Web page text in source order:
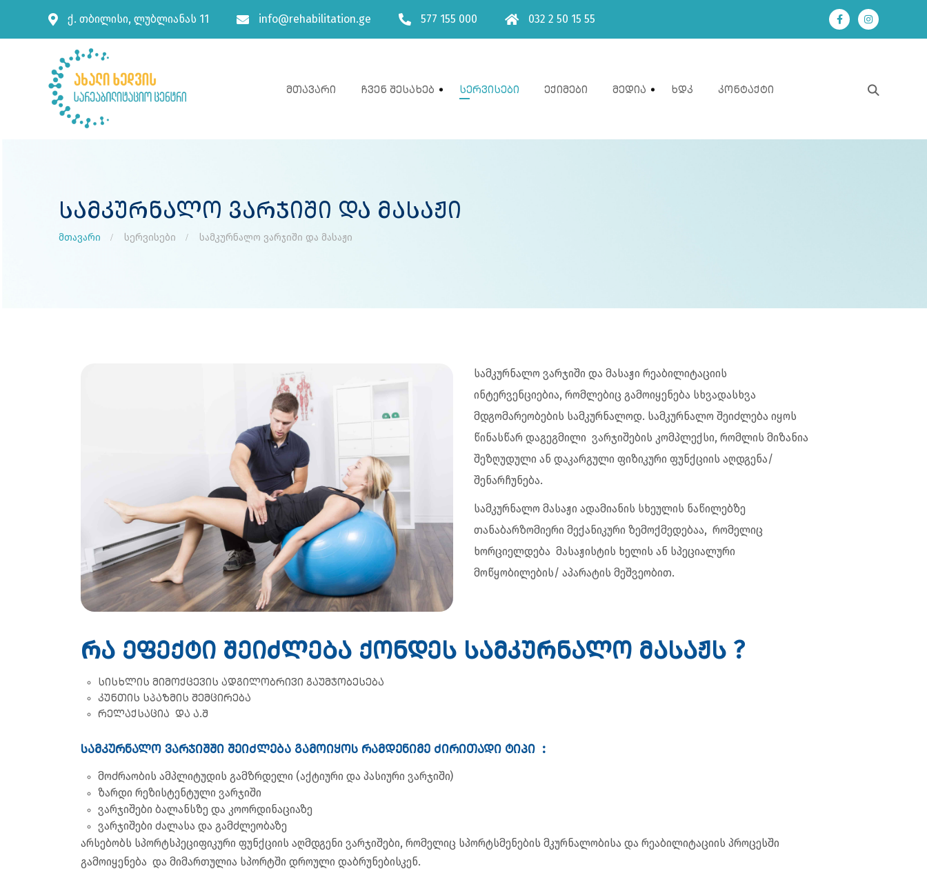
ქ. თბილისი, ლუბლიანას 11 info@rehabilitation.ge 577 155 000 032 2 50 15 55
Მთავარი Ჩვენ Შესახებ Სერვისები Ექიმები Მედია Ხდკ Კონტაქტი
Სამკურნალო Ვარჯიში Და Მასაჟი
მთავარი სერვისები სამკურნალო ვარჯიში და მასაჟი
სამკურნალო ვარჯიში და მასაჟი რეაბილიტაციის
ინტერვენციებია, რომლებიც გამოიყენება სხვადასხვა
მდგომარეობების სამკურნალოდ. სამკურნალო შეიძლება იყოს
წინასწარ დაგეგმილი ვარჯიშების კომპლექსი, რომლის მიზანია
შეზღუდული ან დაკარგული ფიზიკური ფუნქციის აღდგენა/
შენარჩუნება.
სამკურნალო მასაჟი ადამიანის სხეულის ნაწილებზე
თანაბარზომიერი მექანიკური ზემოქმედებაა, რომელიც
ხორციელდება მასაჟისტის ხელის ან სპეციალური
მოწყობილების/ აპარატის მეშვეობით.
რა ეფექტი შეიძლება ქონდეს სამკურნალო მასაჟს ?
სისხლის მიმოქცევის ადგილობრივი გაუმჯობესება
კუნთის სპაზმის შემცირება
რელაქსაცია და ა.შ
სამკურნალო ვარჯიშში შეიძლება გამოიყოს რამდენიმე ძირითადი ტიპი :
მოძრაობის ამპლიტუდის გამზრდელი (აქტიური და პასიური ვარჯიში)
ზარდი რეზისტენტული ვარჯიში
ვარჯიშები ბალანსზე და კოორდინაციაზე
ვარჯიშები ძალასა და გამძლეობაზე
არსებობს სპორტსპეციფიკური ფუნქციის აღმდგენი ვარჯიშები, რომელიც სპორტსმენების მკურნალობისა და რეაბილიტაციის პროცესში
გამოიყენება და მიმართულია სპორტში დროული დაბრუნებისკენ.